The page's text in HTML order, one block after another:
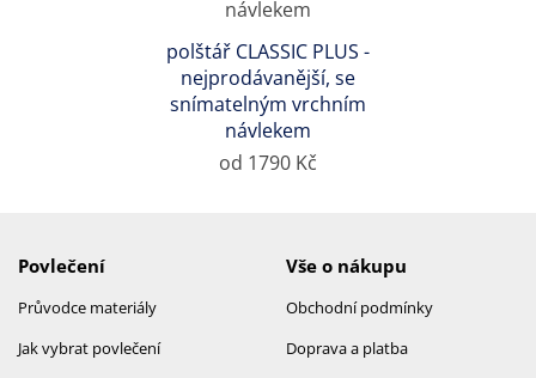
polštář CLASSIC PLUS -
nejprodávanější, se
snímatelným vrchním
návlekem
od 1790 Kč
Povlečení
Průvodce materiály
Jak vybrat povlečení
Vše o nákupu
Obchodní podmínky
Doprava a platba